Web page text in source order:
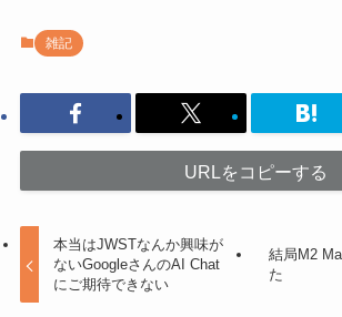
雑記
URLをコピーする
本当はJWSTなんか興味が
ないGoogleさんのAI Chat
にご期待できない
結局M2
た